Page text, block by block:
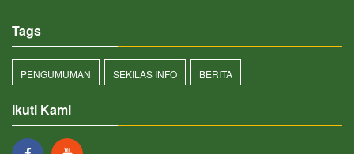
Tags
PENGUMUMAN SEKILAS INFO BERITA
Ikuti Kami